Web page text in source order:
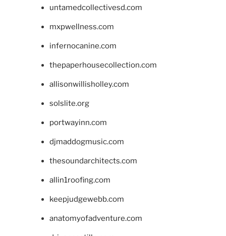
untamedcollectivesd.com
mxpwellness.com
infernocanine.com
thepaperhousecollection.com
allisonwillisholley.com
solslite.org
portwayinn.com
djmaddogmusic.com
thesoundarchitects.com
allin1roofing.com
keepjudgewebb.com
anatomyofadventure.com